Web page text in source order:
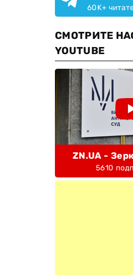
60K+
СМОТРИТЕ
YOUTUBE
ZN.UA -
5610